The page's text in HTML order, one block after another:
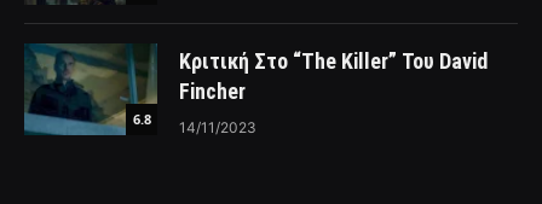
6.8
Κριτική Στο “The Killer” Του David
Fincher
14/11/2023